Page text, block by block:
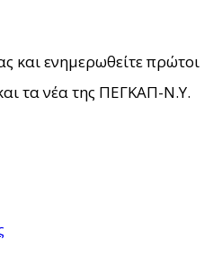
και ενημερωθείτε πρώτοι
τα νέα της ΠΕΓΚΑΠ-Ν.Υ.